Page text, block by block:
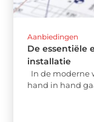
Aanbiedingen
De essentiële
installatie
In de moderne
hand in hand